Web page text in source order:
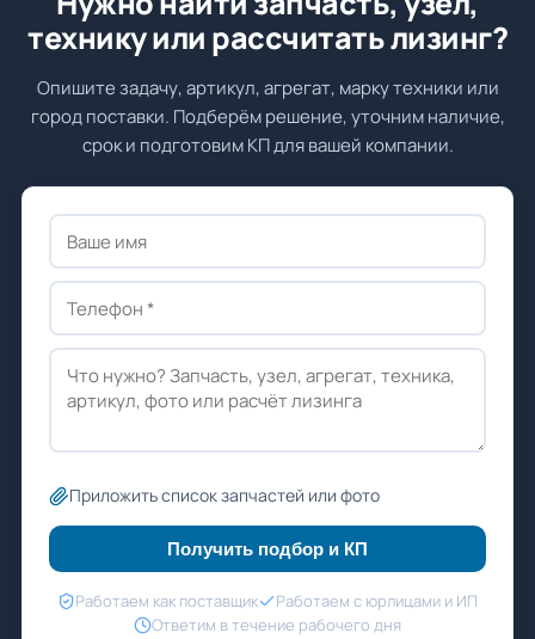
технику или рассчитать лизинг?
Опишите задачу, артикул, агрегат, марку техники или
город поставки. Подберём решение, уточним наличие,
срок и подготовим КП для вашей компании.
Приложить список запчастей или фото
Получить подбор и КП
Работаем как поставщик
Работаем с юрлицами и ИП
Ответим в течение рабочего дня